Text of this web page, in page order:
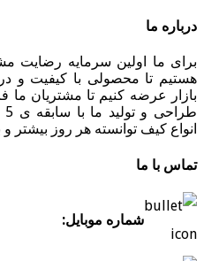
درباره ما
برای ما اولین سرمایه رضایت
هستیم تا محصولی با کیفیت و
بازار عرضه کنیم تا مشتریان ما
انواع کیف توانسته هر روز بیشتر
تماس با ما
شماره موبایل: